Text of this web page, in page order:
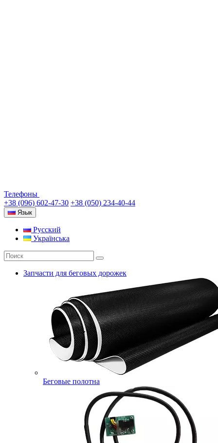
Телефоны
+38 (096) 602-47-30 +38 (050) 234-40-44
Язык
Русский
Українська
Запчасти для беговых дорожек
Беговые полотна